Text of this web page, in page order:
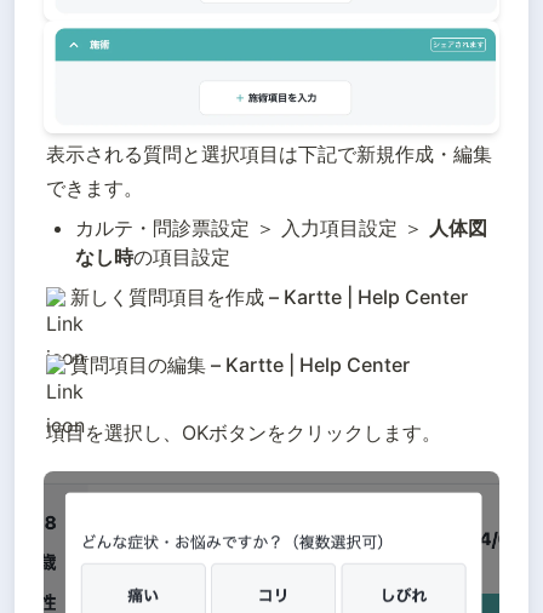
表示される質問と選択項目は下記で新規作成・編集
できます。
カルテ・問診票設定 ＞ 入力項目設定 ＞ 人体図
なし時の項目設定
新しく質問項目を作成 – Kartte | Help Center
質問項目の編集 – Kartte | Help Center
項目を選択し、OKボタンをクリックします。